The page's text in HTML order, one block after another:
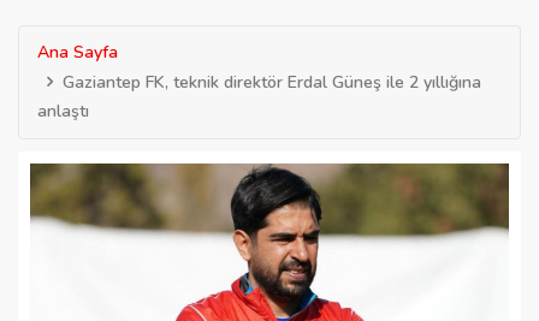
Ana Sayfa
Gaziantep FK, teknik direktör Erdal Güneş ile 2 yıllığına
anlaştı